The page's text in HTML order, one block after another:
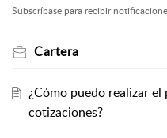
Subscríbase para recibir
Cartera
¿Cómo puedo realizar
cotizaciones?